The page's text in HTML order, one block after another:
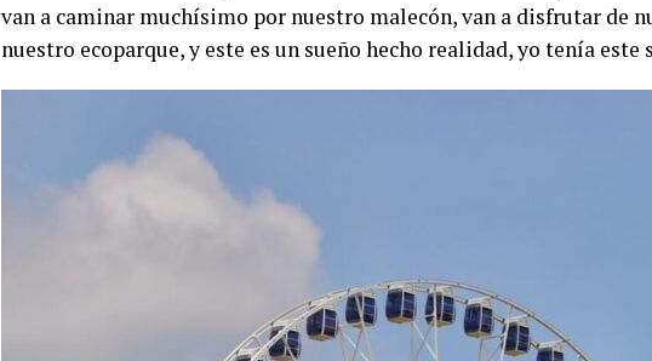
van a caminar muchísimo por nuestro malecón, van a disfrutar de
nuestro ecoparque, y este es un sueño hecho realidad, yo tenía este